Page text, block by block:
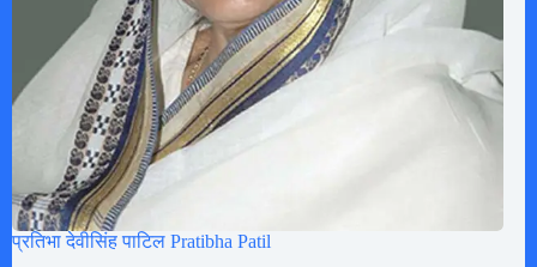
प्रतिभा देवीसिंह पाटिल Pratibha Patil